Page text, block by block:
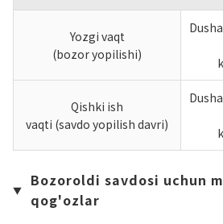
Yozgi vaqt
(bozor yopilishi)
Qishki ish
vaqti (savdo yopilish davri)
Bozoroldi savdosi uchun
qog'ozlar